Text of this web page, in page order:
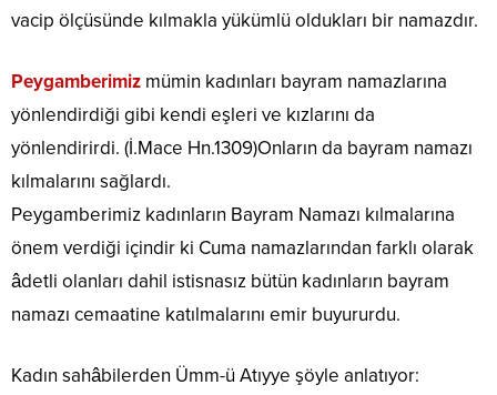
vacip ölçüsünde kılmakla yükümlü oldukları bir namazdır.
Peygamberimiz mümin kadınları bayram namazlarına
yönlendirdiği gibi kendi eşleri ve kızlarını da
yönlendirirdi. (İ.Mace Hn.1309)Onların da bayram namazı
kılmalarını sağlardı.
Peygamberimiz kadınların Bayram Namazı kılmalarına
önem verdiği içindir ki Cuma namazlarından farklı olarak
âdetli olanları dahil istisnasız bütün kadınların bayram
namazı cemaatine katılmalarını emir buyururdu.
Kadın sahâbilerden Ümm-ü Atıyye şöyle anlatıyor: